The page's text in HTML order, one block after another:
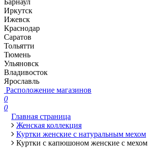
Барнаул
Иркутск
Ижевск
Краснодар
Саратов
Тольятти
Тюмень
Ульяновск
Владивосток
Ярославль
Расположение магазинов
0
0
Главная страница
Женская коллекция
Куртки женские с натуральным мехом
Куртки с капюшоном женские с мехом